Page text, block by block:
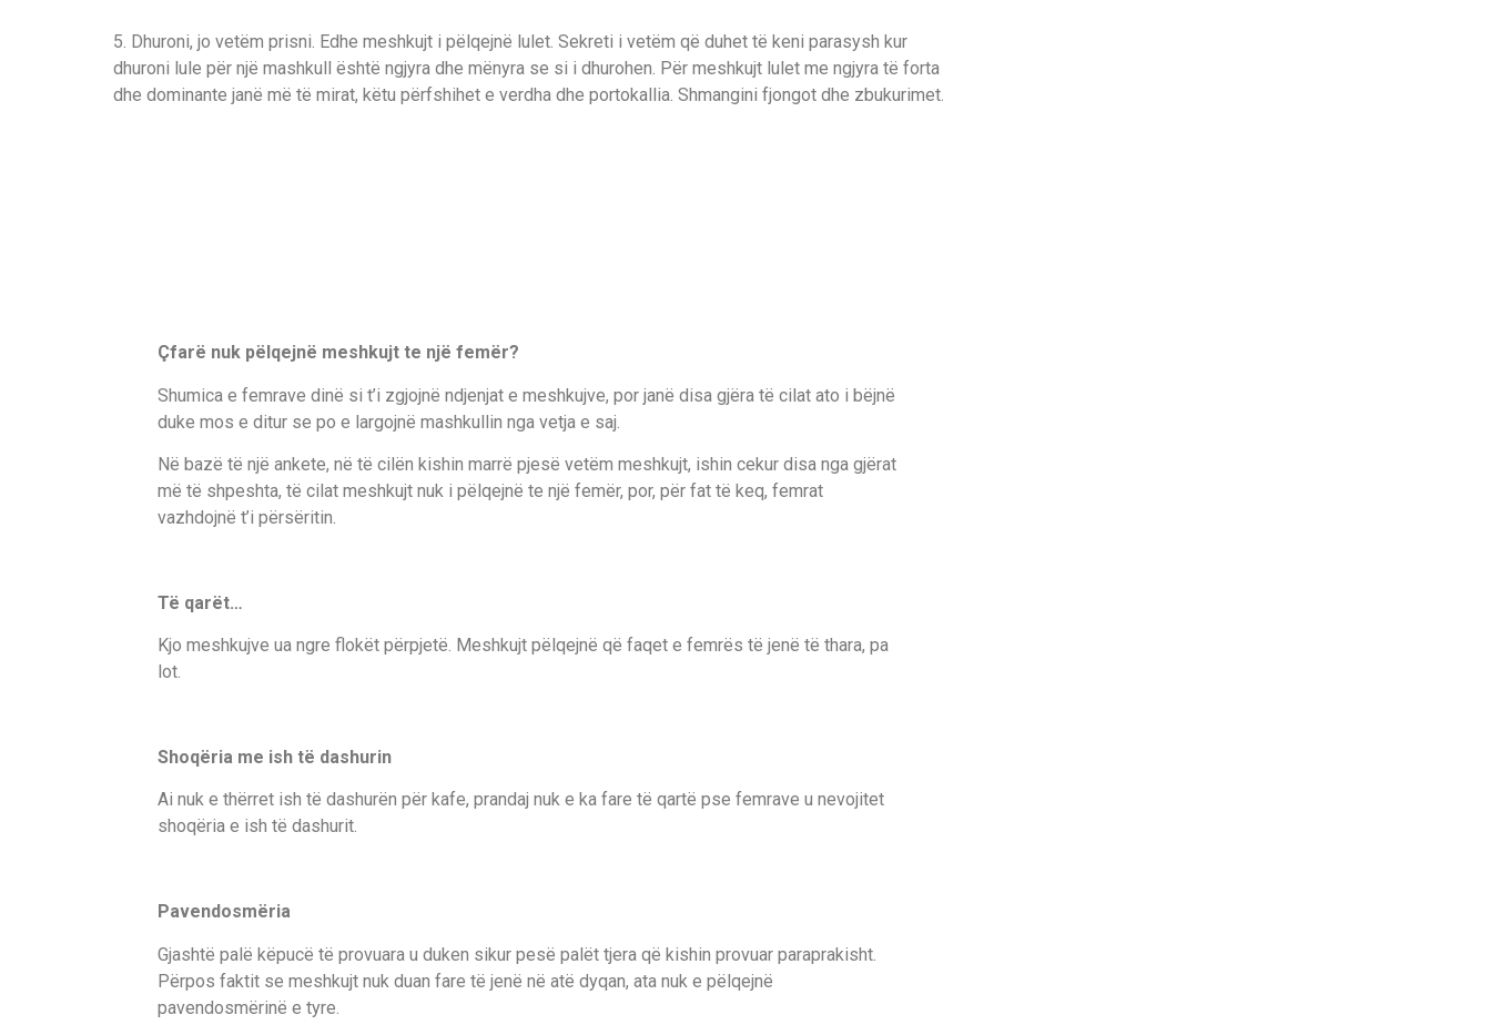
5. Dhuroni, jo vetëm prisni. Edhe meshkujt i pëlqejnë lulet. Sekreti i vetëm që duhet të keni parasysh kur
dhuroni lule për një mashkull është ngjyra dhe mënyra se si i dhurohen. Për meshkujt lulet me ngjyra të forta
dhe dominante janë më të mirat, këtu përfshihet e verdha dhe portokallia. Shmangini fjongot dhe zbukurimet.
Çfarë nuk pëlqejnë meshkujt te një femër?
Shumica e femrave dinë si t’i zgjojnë ndjenjat e meshkujve, por janë disa gjëra të cilat ato i bëjnë
duke mos e ditur se po e largojnë mashkullin nga vetja e saj.
Në bazë të një ankete, në të cilën kishin marrë pjesë vetëm meshkujt, ishin cekur disa nga gjërat
më të shpeshta, të cilat meshkujt nuk i pëlqejnë te një femër, por, për fat të keq, femrat
vazhdojnë t’i përsëritin.
Të qarët…
Kjo meshkujve ua ngre flokët përpjetë. Meshkujt pëlqejnë që faqet e femrës të jenë të thara, pa
lot.
Shoqëria me ish të dashurin
Ai nuk e thërret ish të dashurën për kafe, prandaj nuk e ka fare të qartë pse femrave u nevojitet
shoqëria e ish të dashurit.
Pavendosmëria
Gjashtë palë këpucë të provuara u duken sikur pesë palët tjera që kishin provuar paraprakisht.
Përpos faktit se meshkujt nuk duan fare të jenë në atë dyqan, ata nuk e pëlqejnë
pavendosmërinë e tyre.